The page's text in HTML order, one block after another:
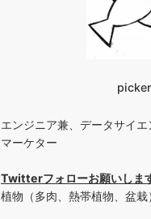
エンジニア兼、データサイ
マーケター
Twitterフォローお願いしま
植物（多肉、熱帯植物、盆栽